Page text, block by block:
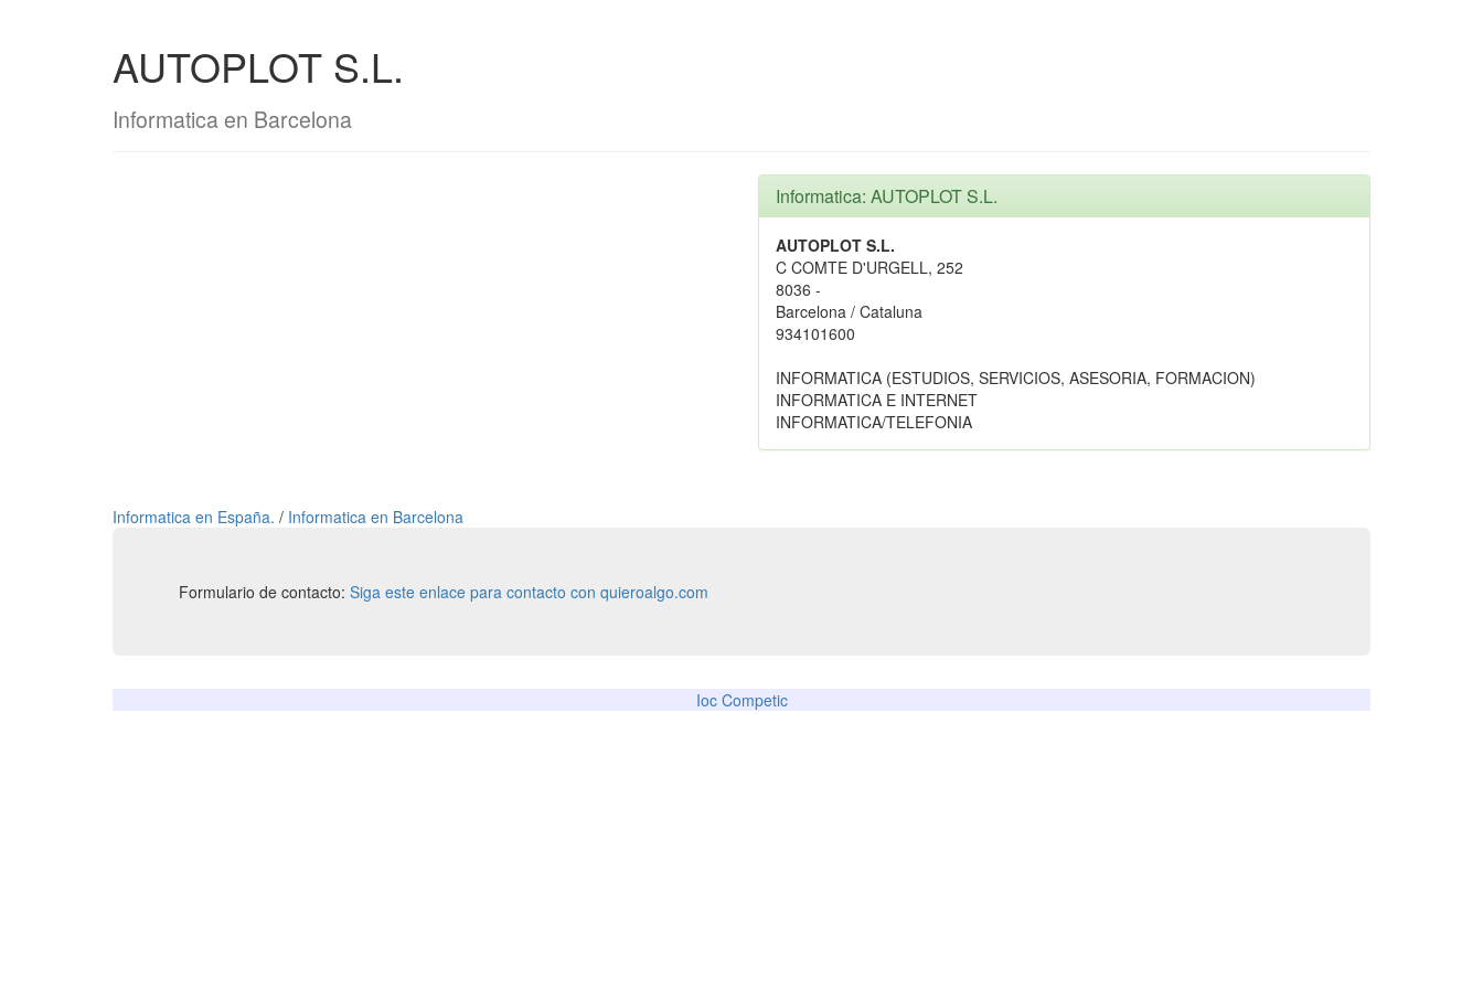
AUTOPLOT S.L.
Informatica en Barcelona
Informatica: AUTOPLOT S.L.
AUTOPLOT S.L.
C COMTE D'URGELL, 252
8036 -
Barcelona / Cataluna
934101600
INFORMATICA (ESTUDIOS, SERVICIOS, ASESORIA, FORMACION)
INFORMATICA E INTERNET
INFORMATICA/TELEFONIA
Informatica en España. / Informatica en Barcelona
Formulario de contacto: Siga este enlace para contacto con quieroalgo.com
Ioc Competic